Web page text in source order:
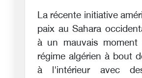
La récente initiative
paix au Sahara
à un mauvais
régime algérien à bout
à l'intérieur avec